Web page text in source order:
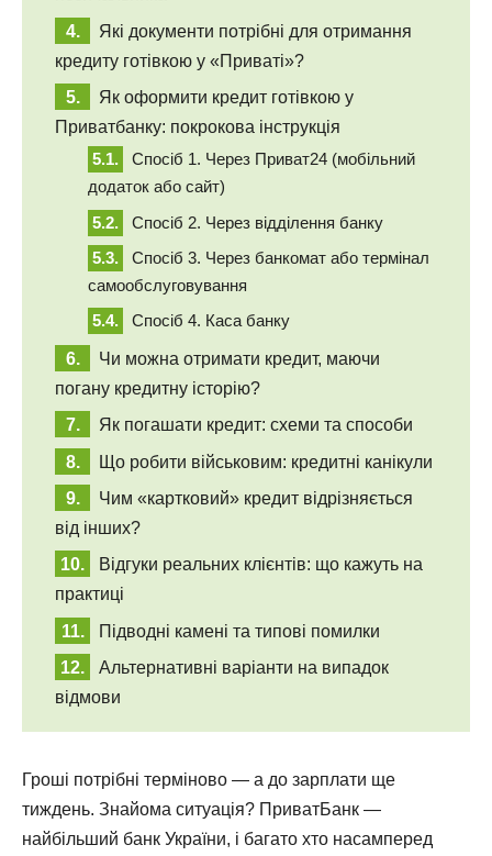
Які документи потрібні для отримання
кредиту готівкою у «Приваті»?
Як оформити кредит готівкою у
Приватбанку: покрокова інструкція
Спосіб 1. Через Приват24 (мобільний
додаток або сайт)
Спосіб 2. Через відділення банку
Спосіб 3. Через банкомат або термінал
самообслуговування
Спосіб 4. Каса банку
Чи можна отримати кредит, маючи
погану кредитну історію?
Як погашати кредит: схеми та способи
Що робити військовим: кредитні канікули
Чим «картковий» кредит відрізняється
від інших?
Відгуки реальних клієнтів: що кажуть на
практиці
Підводні камені та типові помилки
Альтернативні варіанти на випадок
відмови
Гроші потрібні терміново — а до зарплати ще
тиждень. Знайома ситуація? ПриватБанк —
найбільший банк України, і багато хто насамперед